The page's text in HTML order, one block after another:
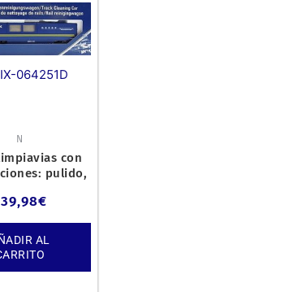
064251D
N
con
pulido,
Di
€
AL